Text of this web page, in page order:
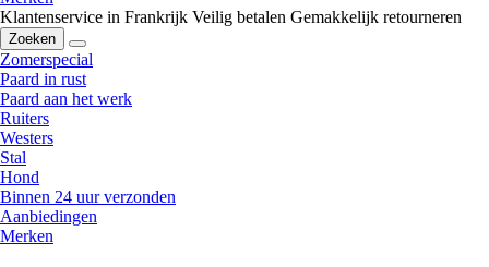
Klantenservice in Frankrijk Veilig betalen Gemakkelijk retourneren
Zoeken
Zomerspecial
Paard in rust
Paard aan het werk
Ruiters
Westers
Stal
Hond
Binnen 24 uur verzonden
Aanbiedingen
Merken